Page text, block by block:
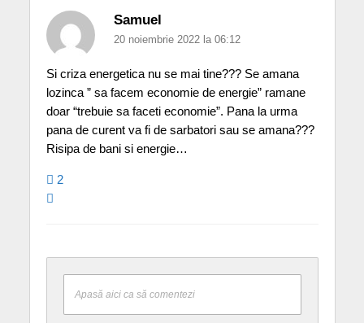
Samuel
20 noiembrie 2022 la 06:12
Si criza energetica nu se mai tine??? Se amana
lozinca ” sa facem economie de energie” ramane
doar “trebuie sa faceti economie”. Pana la urma
pana de curent va fi de sarbatori sau se amana???
Risipa de bani si energie…
2
Apasă aici ca să comentezi